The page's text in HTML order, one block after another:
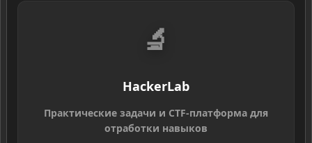
🔬
HackerLab
Практические задачи и CTF-платформа для
отработки навыков